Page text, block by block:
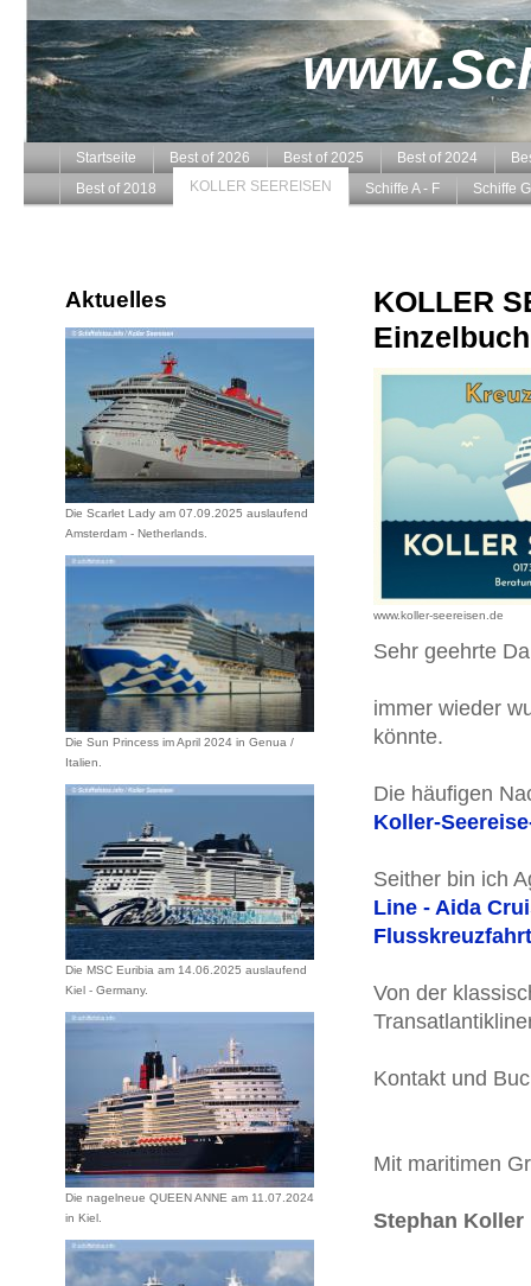
Startseite Best of 2026 Best of 2025 Best of 2024
Best of 2018
KOLLER SEEREISEN Schiffe A - F Schiffe
Aktuelles
Die Scarlet Lady am 07.09.2025 auslaufend
Amsterdam - Netherlands.
Die Sun Princess im April 2024 in Genua /
Italien.
Die MSC Euribia am 14.06.2025 auslaufend
Kiel - Germany.
Die nagelneue QUEEN ANNE am 11.07.2024
in Kiel.
KOLLER
www.koller-seereisen.de
Sehr geehrte
immer wieder
könnte.
Die häufigen
Koller-
Seither bin ich
Line - Aida
Von der
Kontakt und
Mit maritimen
Stephan Koller